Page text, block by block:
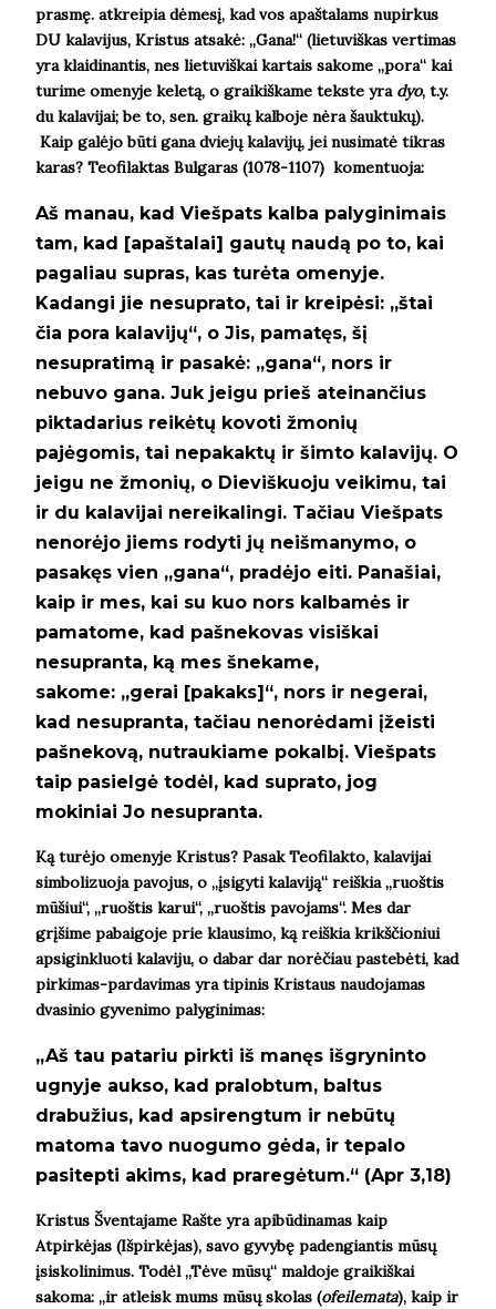
prasmę. atkreipia dėmesį, kad vos apaštalams nupirkus
DU kalavijus, Kristus atsakė: „Gana!“ (lietuviškas vertimas
yra klaidinantis, nes lietuviškai kartais sakome „pora“ kai
turime omenyje keletą, o graikiškame tekste yra dyo, t.y.
du kalavijai; be to, sen. graikų kalboje nėra šauktukų).
Kaip galėjo būti gana dviejų kalavijų, jei nusimatė tikras
karas? Teofilaktas Bulgaras (1078-1107) komentuoja:
Aš manau, kad Viešpats kalba palyginimais
tam, kad [apaštalai] gautų naudą po to, kai
pagaliau supras, kas turėta omenyje.
Kadangi jie nesuprato, tai ir kreipėsi: „štai
čia pora kalavijų“, o Jis, pamatęs, šį
nesupratimą ir pasakė: „gana“, nors ir
nebuvo gana. Juk jeigu prieš ateinančius
piktadarius reikėtų kovoti žmonių
pajėgomis, tai nepakaktų ir šimto kalavijų. O
jeigu ne žmonių, o Dieviškuoju veikimu, tai
ir du kalavijai nereikalingi. Tačiau Viešpats
nenorėjo jiems rodyti jų neišmanymo, o
pasakęs vien „gana“, pradėjo eiti. Panašiai,
kaip ir mes, kai su kuo nors kalbamės ir
pamatome, kad pašnekovas visiškai
nesupranta, ką mes šnekame,
sakome: „gerai [pakaks]“, nors ir negerai,
kad nesupranta, tačiau nenorėdami įžeisti
pašnekovą, nutraukiame pokalbį. Viešpats
taip pasielgė todėl, kad suprato, jog
mokiniai Jo nesupranta.
Ką turėjo omenyje Kristus? Pasak Teofilakto, kalavijai
simbolizuoja pavojus, o „įsigyti kalaviją“ reiškia„ruoštis
mūšiui“, „ruoštis karui“, „ruoštis pavojams“. Mes dar
grįšime pabaigoje prie klausimo, ką reiškia krikščioniui
apsiginkluoti kalaviju, o dabar dar norėčiau pastebėti, kad
pirkimas-pardavimas yra tipinis Kristaus naudojamas
dvasinio gyvenimo palyginimas:
„Aš tau patariu pirkti iš manęs išgryninto
ugnyje aukso, kad pralobtum, baltus
drabužius, kad apsirengtum ir nebūtų
matoma tavo nuogumo gėda, ir tepalo
pasitepti akims, kad praregėtum.“ (Apr 3,18)
Kristus Šventajame Rašte yra apibūdinamas kaip
Atpirkėjas (Išpirkėjas), savo gyvybę padengiantis mūsų
įsiskolinimus. Todėl„Tėve mūsų“ maldoje graikiškai
sakoma: „ir atleisk mums mūsų skolas (ofeilemata), kaip ir